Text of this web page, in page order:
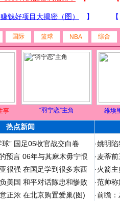
国际 篮球 NBA 综合
事 “羽宁恋”主角 维埃
热点新闻
” 国足05收官战交白卷
预言 06年与其麻木毋宁恨
很强 在国足学到很多东西
美国 和平对话陈忠和惨败
正浓 在北京购置爱巢(图)
·姚明
·麦蒂
·火箭
·范帅
·前瞻